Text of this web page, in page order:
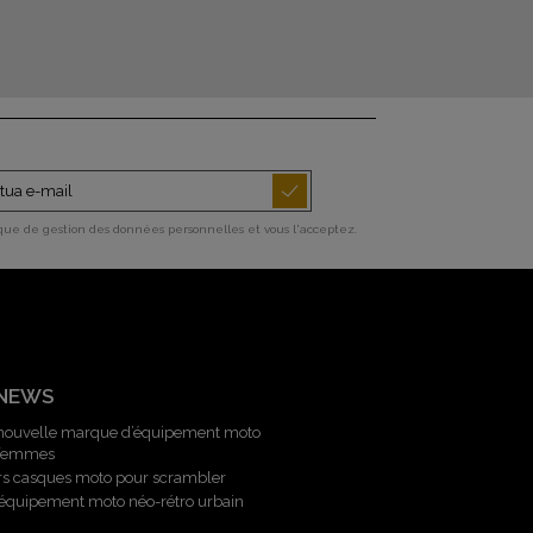
de gestion des données personnelles et vous l'acceptez.
marque d’équipement moto
casques moto pour scrambler
moto néo-rétro urbain